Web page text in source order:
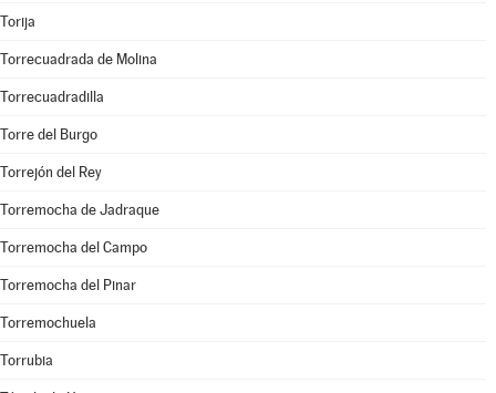
Torija
Torrecuadrada de Molina
Torrecuadradilla
Torre del Burgo
Torrejón del Rey
Torremocha de Jadraque
Torremocha del Campo
Torremocha del Pinar
Torremochuela
Torrubia